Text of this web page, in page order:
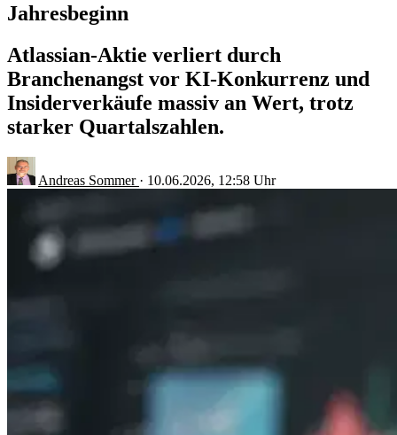
Jahresbeginn
Atlassian-Aktie verliert durch
Branchenangst vor KI-Konkurrenz und
Insiderverkäufe massiv an Wert, trotz
starker Quartalszahlen.
Andreas Sommer · 10.06.2026, 12:58 Uhr